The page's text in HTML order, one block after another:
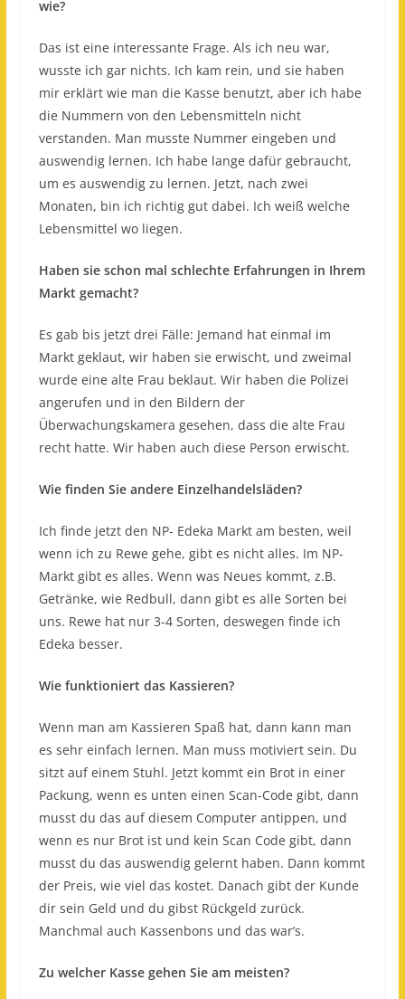
wie?
Das ist eine interessante Frage. Als ich neu war,
wusste ich gar nichts. Ich kam rein, und sie haben
mir erklärt wie man die Kasse benutzt, aber ich habe
die Nummern von den Lebensmitteln nicht
verstanden. Man musste Nummer eingeben und
auswendig lernen. Ich habe lange dafür gebraucht,
um es auswendig zu lernen. Jetzt, nach zwei
Monaten, bin ich richtig gut dabei. Ich weiß welche
Lebensmittel wo liegen.
Haben sie schon mal schlechte Erfahrungen in Ihrem
Markt gemacht?
Es gab bis jetzt drei Fälle: Jemand hat einmal im
Markt geklaut, wir haben sie erwischt, und zweimal
wurde eine alte Frau beklaut. Wir haben die Polizei
angerufen und in den Bildern der
Überwachungskamera gesehen, dass die alte Frau
recht hatte. Wir haben auch diese Person erwischt.
Wie finden Sie andere Einzelhandelsläden?
Ich finde jetzt den NP- Edeka Markt am besten, weil
wenn ich zu Rewe gehe, gibt es nicht alles. Im NP-
Markt gibt es alles. Wenn was Neues kommt, z.B.
Getränke, wie Redbull, dann gibt es alle Sorten bei
uns. Rewe hat nur 3-4 Sorten, deswegen finde ich
Edeka besser.
Wie funktioniert das Kassieren?
Wenn man am Kassieren Spaß hat, dann kann man
es sehr einfach lernen. Man muss motiviert sein. Du
sitzt auf einem Stuhl. Jetzt kommt ein Brot in einer
Packung, wenn es unten einen Scan-Code gibt, dann
musst du das auf diesem Computer antippen, und
wenn es nur Brot ist und kein Scan Code gibt, dann
musst du das auswendig gelernt haben. Dann kommt
der Preis, wie viel das kostet. Danach gibt der Kunde
dir sein Geld und du gibst Rückgeld zurück.
Manchmal auch Kassenbons und das war’s.
Zu welcher Kasse gehen Sie am meisten?